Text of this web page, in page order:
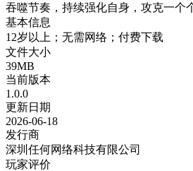
吞噬节奏，持续强化自身，攻克一个
基本信息
12岁以上；无需网络；付费下载
文件大小
39MB
当前版本
1.0.0
更新日期
2026-06-18
发行商
深圳任何网络科技有限公司
玩家评价